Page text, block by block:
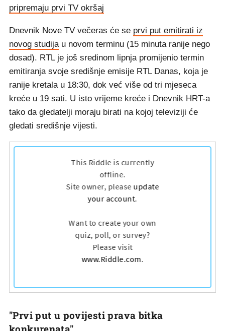
pripremaju prvi TV okršaj
Dnevnik Nove TV večeras će se prvi put emitirati iz
novog studijau novom terminu (15 minuta ranije nego
dosad). RTL je još sredinom lipnja promijenio termin
emitiranja svoje središnje emisije RTL Danas, koja je
ranije kretala u 18:30, dok već više od tri mjeseca
kreće u 19 sati. U isto vrijeme kreće i Dnevnik HRT-a
tako da gledatelji moraju birati na kojoj televiziji će
gledati središnje vijesti.
"Prvi put u povijesti prava bitka